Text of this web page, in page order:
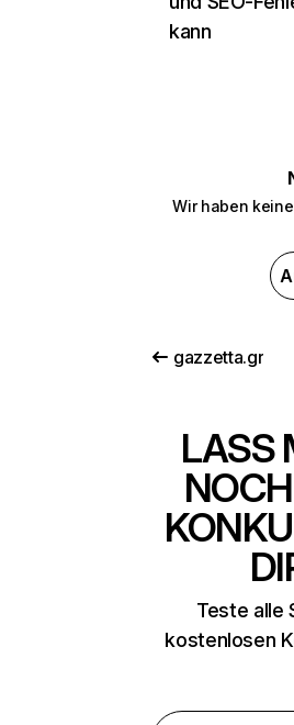
kann
Wir haben
gazzetta.gr
LASS
Teste alle
kostenlosen